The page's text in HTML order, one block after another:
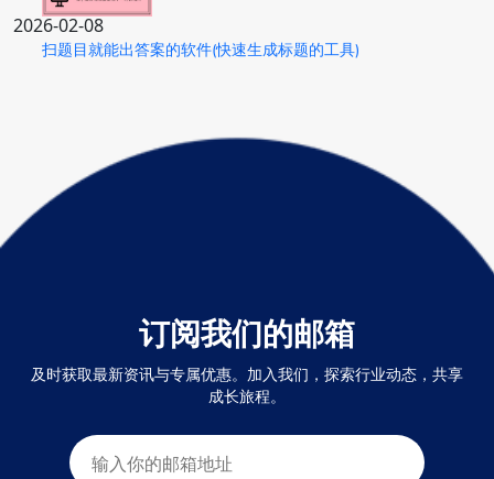
2026-02-08
扫题目就能出答案的软件(快速生成标题的工具)
订阅我们的邮箱
及时获取最新资讯与专属优惠。加入我们，探索行业动态，共享
成长旅程。